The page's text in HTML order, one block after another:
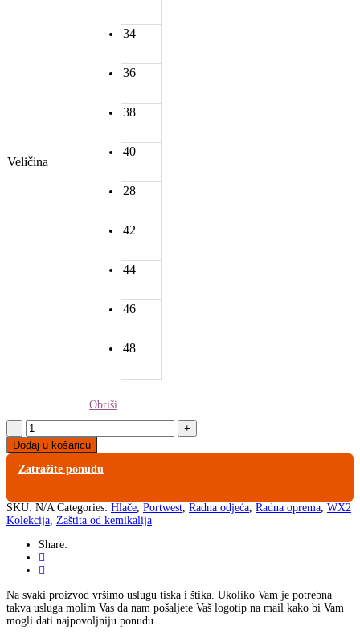
Veličina
34
36
38
40
28
42
44
46
48
Obriši
FR417
-
Portwest
Kemijski
hlače
quantity
Dodaj u košaricu
Zatražite ponudu
SKU: N/A Categories: Hlače Portwest Radna odjeća Radna oprema WX2
Kolekcija Zaštita od kemikalija
Share:
Na svaki proizvod vršimo uslugu tiska i štika. Ukoliko Vam je potrebna
takva usluga molim Vas da nam pošaljete Vaš logotip na mail kako bi Vam
mogli dati najpovoljniju ponudu.